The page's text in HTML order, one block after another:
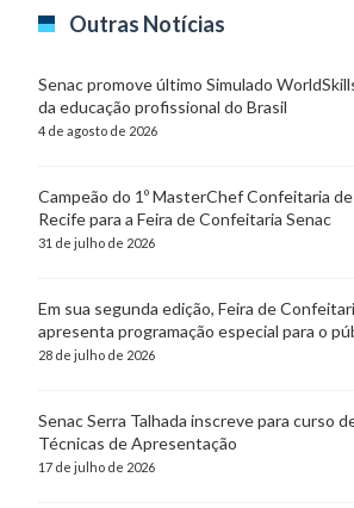
Outras Notícias
Senac promove último Simulado
da educação profissional do Brasil
4 de agosto de 2026
Campeão do 1º MasterChef Confeitaria
Recife para a Feira de Confeitaria Senac
31 de julho de 2026
Em sua segunda edição, Feira de
apresenta programação especial para o
28 de julho de 2026
Senac Serra Talhada inscreve para curso
Técnicas de Apresentação
17 de julho de 2026